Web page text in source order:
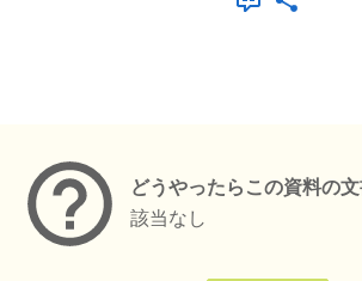
どうやったらこの資料の
該当なし